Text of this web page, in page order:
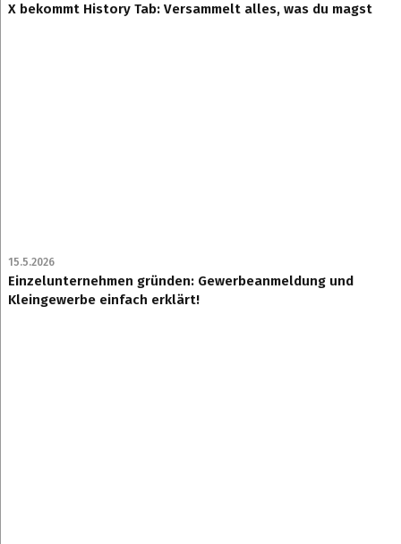
X bekommt History Tab: Versammelt alles, was du magst
15.5.2026
Einzelunternehmen gründen: Gewerbeanmeldung und
Kleingewerbe einfach erklärt!